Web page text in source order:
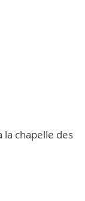
la chapelle des